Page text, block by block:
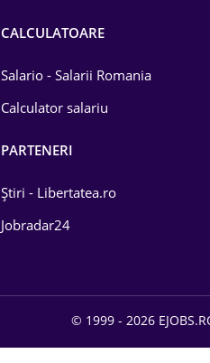
CALCULATOARE
Salario - Salarii Romania
Calculator salariu
PARTENERI
Știri - Libertatea.ro
Jobradar24
© 1999 - 2026